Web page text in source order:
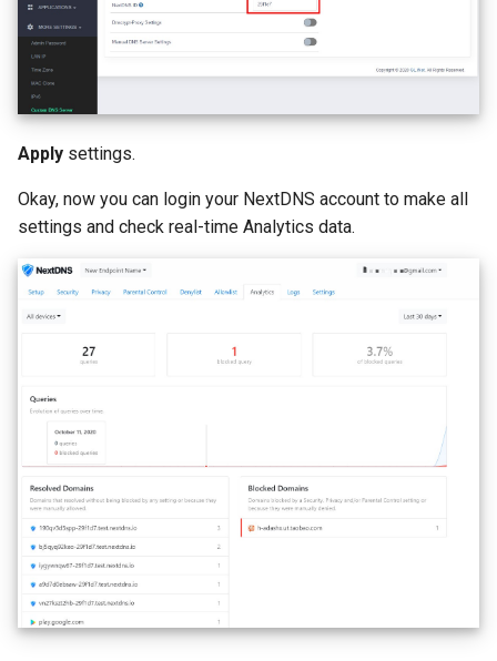
Apply settings.
Okay, now you can login your NextDNS account to make all
settings and check real-time Analytics data.